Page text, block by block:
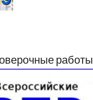
работы